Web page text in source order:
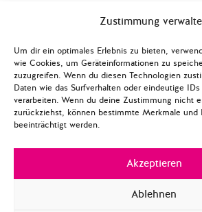
Zustimmung
Um dir ein optimales Erlebnis zu bieten,
wie Cookies, um Geräteinformationen zu
zuzugreifen. Wenn du diesen Technologien
Daten wie das Surfverhalten oder eindeutige
verarbeiten. Wenn du deine Zustimmung nicht
zurückziehst, können bestimmte Merkmale und
beeinträchtigt werden.
Akzeptieren
Ablehnen
Klimapolitik
Episode 7: Die
Europäische Union
zwischen Nationalismus
und der Republik
Europa
Episode 8: Das soziale
Europa